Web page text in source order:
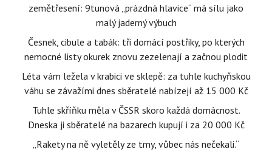
zemětřesení: 9tunová „prázdná hlavice“ má sílu jako
malý jaderný výbuch
Česnek, cibule a tabák: tři domácí postřiky, po kterých
nemocné listy okurek znovu zezelenají a začnou plodit
Léta vám ležela v krabici ve sklepě: za tuhle kuchyňskou
váhu se závažími dnes sběratelé nabízejí až 15 000 Kč
Tuhle skříňku měla v ČSSR skoro každá domácnost.
Dneska ji sběratelé na bazarech kupují i za 20 000 Kč
„Rakety na ně vyletěly ze tmy, vůbec nás nečekali.“